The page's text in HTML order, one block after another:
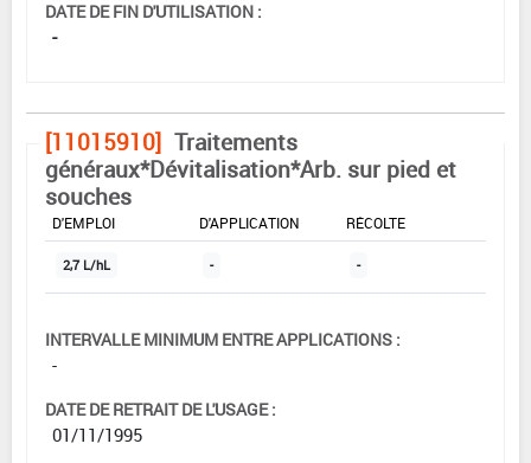
DATE DE FIN D'UTILISATION :
-
[11015910] Traitements
généraux*Dévitalisation*Arb. sur pied et
souches
DOSE MAX
D'EMPLOI
D'APPLICATION
RÉCOLTE
2,7 L/hL - -
INTERVALLE MINIMUM ENTRE APPLICATIONS :
-
DATE DE RETRAIT DE L'USAGE :
01/11/1995